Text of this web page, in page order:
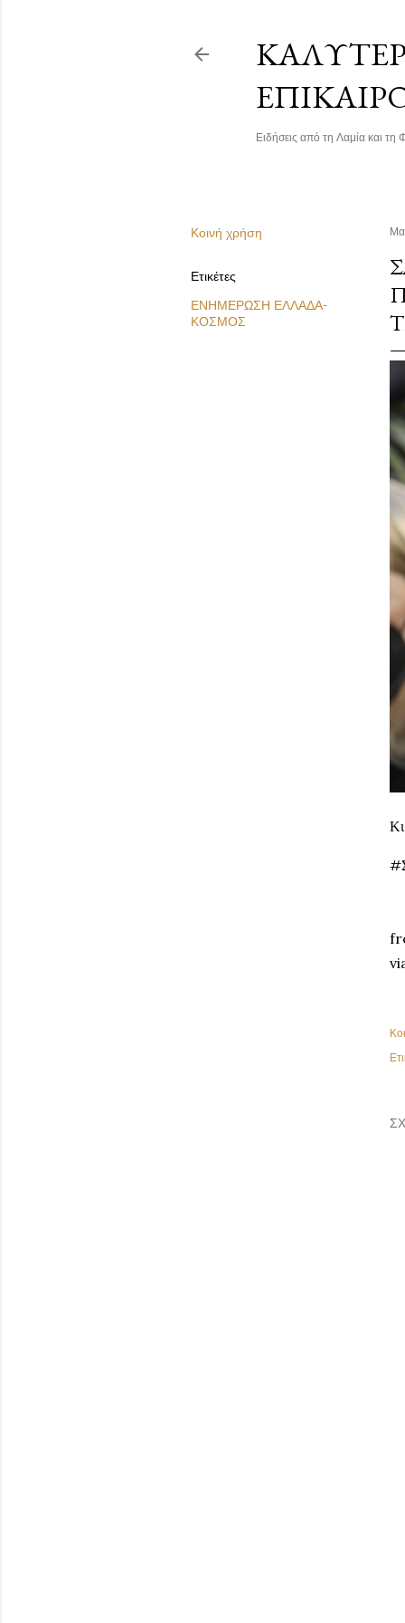
Ειδήσεις από τη Λαμία και τη
Κοινή χρήση
Ετικέτες
ΕΝΗΜΕΡΩΣΗ ΕΛΛΑΔΑ-
ΚΟΣΜΟΣ